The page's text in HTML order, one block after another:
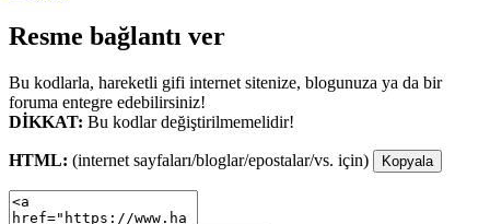
Resme bağlantı ver
Bu kodlarla, hareketli gifi internet sitenize, blogunuza ya da bir
foruma entegre edebilirsiniz!
DİKKAT: Bu kodlar değiştirilmemelidir!
HTML: (internet sayfaları/bloglar/epostalar/vs. için) Kopyala